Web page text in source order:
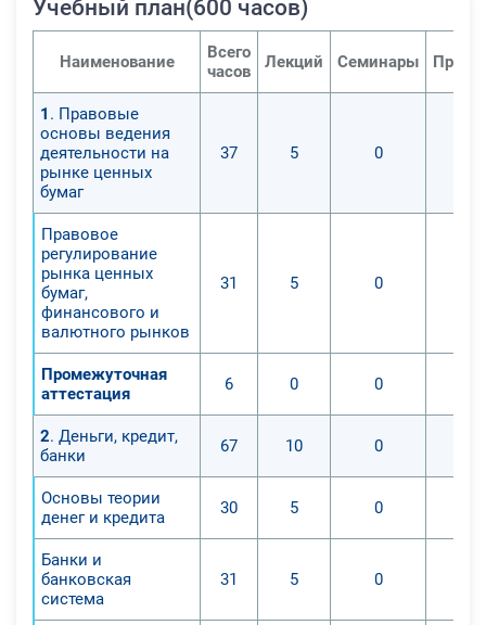
Учебный план(600 часов)
Наименование
Всего
часов
Лекций Семинары
1 . Правовые
основы ведения
деятельности на
рынке ценных
бумаг
37 5 0
Правовое
регулирование
рынка ценных
бумаг,
финансового и
валютного рынков
31 5 0
Промежуточная
аттестация
6 0 0
2. Деньги, кредит,
банки
67 10 0
Основы теории
денег и кредита
30 5 0
Банки и
банковская
система
31 5 0